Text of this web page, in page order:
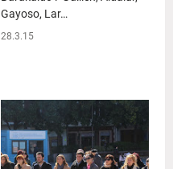
Gayoso, Lar…
28.3.15